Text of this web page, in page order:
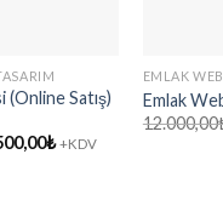
Satış)
₺Şu
+KDV
EMLAK
Emlak
12.000,00